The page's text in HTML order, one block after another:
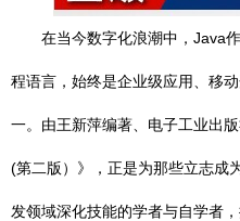
在当今数字化浪潮中，Java
程语言，始终是企业级应用、移
一。由王新萍编著、电子工业出
(第二版）》，正是为那些立志成
发领域深化技能的学者与自学者